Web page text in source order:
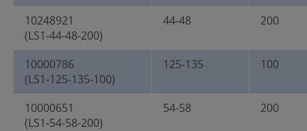
10248921
(LS1-44-48-200)
44-48 200
10000786
(LS1-125-135-100)
125-135 100
10000651
(LS1-54-58-200)
54-58 200